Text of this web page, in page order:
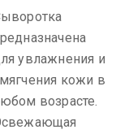
увлажнения и
кожи в
возрасте.